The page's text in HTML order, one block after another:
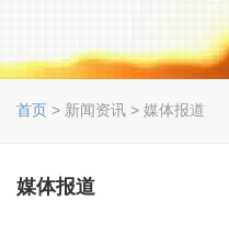
首页 > 新闻资讯 > 媒体报道
媒体报道